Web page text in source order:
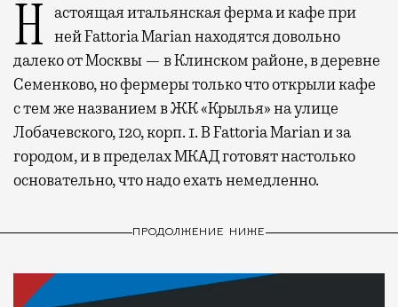
Настоящая итальянская ферма и кафе при ней Fattoria Marian находятся довольно
далеко от Москвы — в Клинском районе, в деревне
Семенково, но фермеры только что открыли кафе
с тем же названием в ЖК «Крылья» на улице
Лобачевского, 120, корп. 1. В Fattoria Marian и за
городом, и в пределах МКАД готовят настолько
основательно, что надо ехать немедленно.
ПРОДОЛЖЕНИЕ НИЖЕ